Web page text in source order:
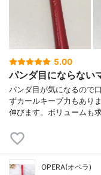
5.00
パンダ目にならない
パンダ目が気になるので
ずカールキープ力もあり
伸びます。ボリュームも
OPERA(オペラ)